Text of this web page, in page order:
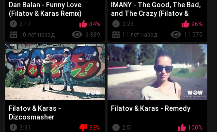
Dan Balan - Funny Love
(Filatov & Karas Remix)
3:17
84%
10 лет назад
6 889
IMANY - The Good, The Bad,
and The Crazy (Filatov &
Karas Remix)
3:28
96%
11 лет назад
11 575
Filatov & Karas -
Dizcosmasher
3:31
33%
Filatov & Karas - Remedy
2:51
100%